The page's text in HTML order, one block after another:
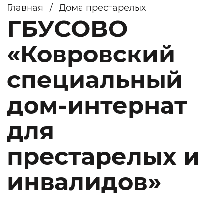
Главная / Дома престарелых
ГБУСОВО
«Ковровский
специальный
дом-интернат
для
престарелых и
инвалидов»